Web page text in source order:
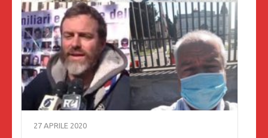
27 APRILE 2020